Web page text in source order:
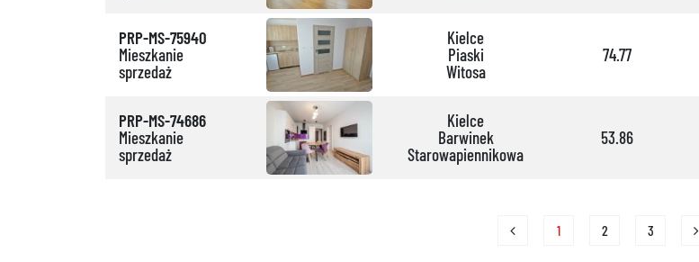
PRP-MS-75940
Mieszkanie
sprzedaż
Kielce
Piaski
Witosa
74.77
PRP-MS-74686
Mieszkanie
sprzedaż
Kielce
Barwinek
Starowapiennikowa
53.86
1 2 3